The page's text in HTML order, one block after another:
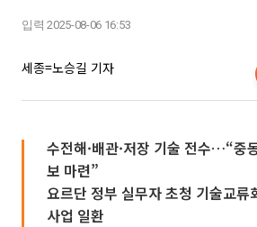
입력 2025-08-06 16:53
세종=노승길 기자
수전해·배관·저장 기술 전수…“중
보 마련”
요르단 정부 실무자 초청 기술교
사업 일환